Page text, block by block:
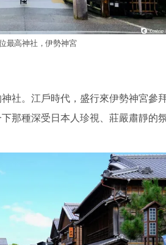
最高神社，伊勢神宮
社。江戶時代，盛行來伊勢神宮
那種深受日本人珍視、莊嚴肅靜的氛